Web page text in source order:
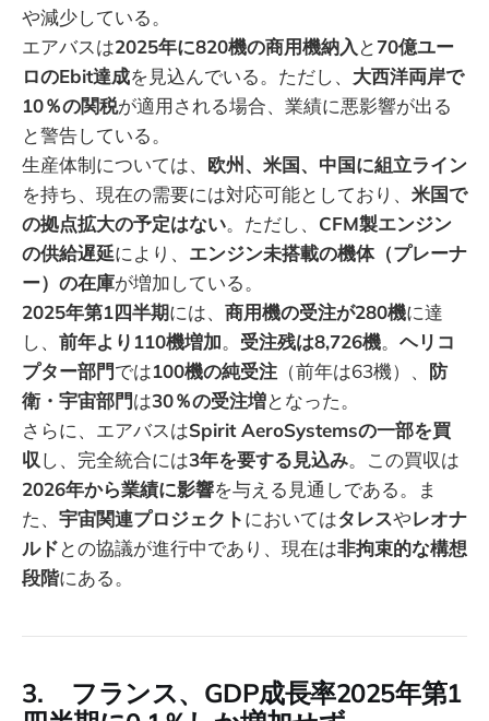
や減少している。
エアバスは2025年に820機の商用機納入 と70億ユー
ロのEbit達成を見込んでいる。ただし、 大西洋両岸で
10％の関税が適用される場合、業績に悪影響が出る
と警告している。
生産体制については、 欧州、米国、中国に組立ライン
を持ち、現在の需要には対応可能としており、 米国で
の拠点拡大の予定はない。ただし、 CFM製エンジン
の供給遅延により、 エンジン未搭載の機体（プレーナ
ー）の在庫が増加している。
2025年第1四半期には、 商用機の受注が280機に達
し、 前年より110機増加。 受注残は8,726機。 ヘリコ
プター部門では100機の純受注 （前年は63機）、 防
衛・宇宙部門は30％の受注増となった。
さらに、エアバスはSpirit AeroSystemsの一部を買
収 し、完全統合には3年を要する見込み。この買収は
2026年から業績に影響を与える見通しである。ま
た、 宇宙関連プロジェクトにおいてはタレスやレオナ
ルドとの協議が進行中であり、現在は非拘束的な構想
段階にある。
3. フランス、GDP成長率2025年第1